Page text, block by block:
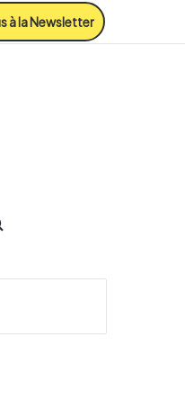
à la Newsletter
skin